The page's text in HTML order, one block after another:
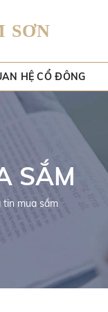
SƠN
HỆ CỔ ĐÔNG
SẮM
tin mua sắm